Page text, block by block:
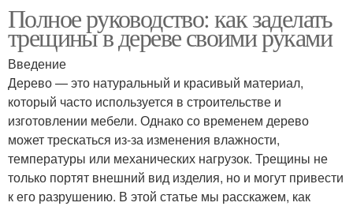
Полное руководство: как заделать
трещины в дереве своими руками
Введение
Дерево — это натуральный и красивый материал,
который часто используется в строительстве и
изготовлении мебели. Однако со временем дерево
может трескаться из-за изменения влажности,
температуры или механических нагрузок. Трещины не
только портят внешний вид изделия, но и могут привести
к его разрушению. В этой статье мы расскажем, как